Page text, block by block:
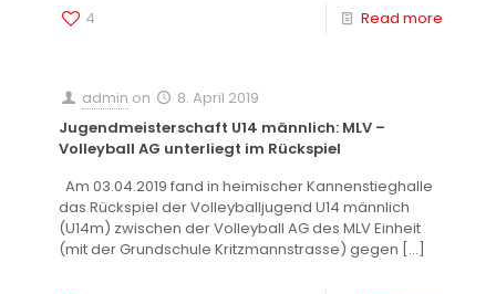
4 Read more
admin on
8. April 2019
Jugendmeisterschaft U14 männlich: MLV –
Volleyball AG unterliegt im Rückspiel
Am 03.04.2019 fand in heimischer Kannenstieghalle
das Rückspiel der Volleyballjugend U14 männlich
(U14m) zwischen der Volleyball AG des MLV Einheit
(mit der Grundschule Kritzmannstrasse) gegen […]